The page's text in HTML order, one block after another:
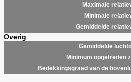
Maximale
Minimale
Gemiddelde
Overig
Gemiddelde
Minimum opgetreden
Bedekkingsgraad van de